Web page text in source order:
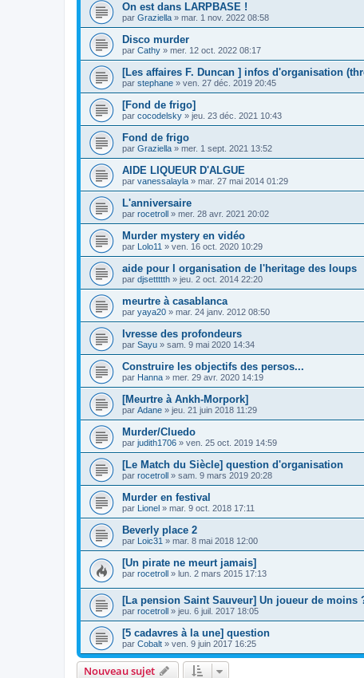
On est dans LARPBASE !
par Graziella » mar. 1 nov. 2022 08:58
Disco murder
par Cathy » mer. 12 oct. 2022 08:17
[Les affaires F. Duncan ] infos d'organisation
par stephane » ven. 27 déc. 2019 20:45
[Fond de frigo]
par cocodelsky » jeu. 23 déc. 2021 10:43
Fond de frigo
par Graziella » mer. 1 sept. 2021 13:52
AIDE LIQUEUR D'ALGUE
par vanessalayla » mar. 27 mai 2014 01:29
L'anniversaire
par rocetroll » mer. 28 avr. 2021 20:02
Murder mystery en vidéo
par Lolo11 » ven. 16 oct. 2020 10:29
aide pour l organisation de l'heritage des loups
par djsettttth » jeu. 2 oct. 2014 22:20
meurtre à casablanca
par yaya20 » mar. 24 janv. 2012 08:50
Ivresse des profondeurs
par Sayu » sam. 9 mai 2020 14:34
Construire les objectifs des persos...
par Hanna » mer. 29 avr. 2020 14:19
[Meurtre à Ankh-Morpork]
par Adane » jeu. 21 juin 2018 11:29
Murder/Cluedo
par judith1706 » ven. 25 oct. 2019 14:59
[Le Match du Siècle] question d'organisation
par rocetroll » sam. 9 mars 2019 20:28
Murder en festival
par Lionel » mar. 9 oct. 2018 17:11
Beverly place 2
par Loic31 » mar. 8 mai 2018 12:00
[Un pirate ne meurt jamais]
par rocetroll » lun. 2 mars 2015 17:13
[La pension Saint Sauveur] Un joueur de moins
par rocetroll » jeu. 6 juil. 2017 18:05
[5 cadavres à la une] question
par Cobalt » ven. 9 juin 2017 16:25
Nouveau sujet